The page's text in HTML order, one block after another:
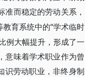
而稳定的劳动关系，
教育系统中的“学术临时
例大幅提升，形成了一
意味着学术职业作为曾
识劳动职业，非终身制